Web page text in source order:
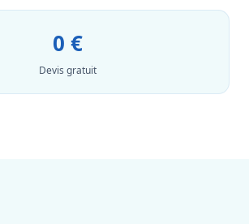
0 €
Devis gratuit